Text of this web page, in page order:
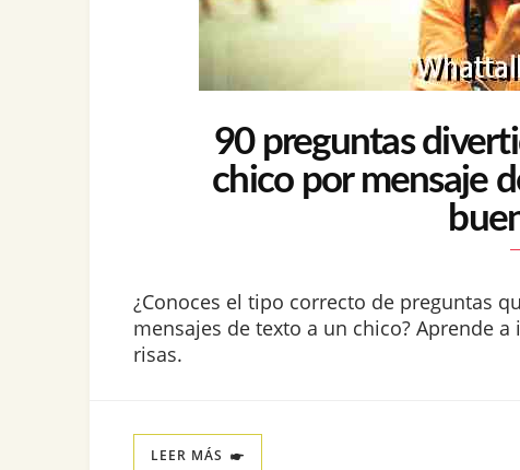
90 preguntas
chico por mensaje
¿Conoces el tipo correcto de preguntas
mensajes de texto a un chico? Aprende
risas.
LEER MÁS